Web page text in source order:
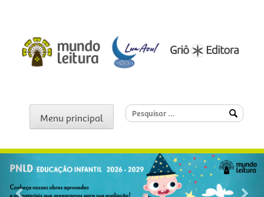
conteúdo
Mundo Leitura Editora e
Lua Azul
Criamos histórias, formamos
leitores
Pesquisar
por:
Menu principal
Anterior